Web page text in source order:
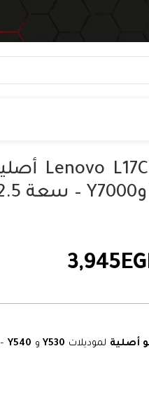
3,945
أصلية لموديلات Y530و Y540